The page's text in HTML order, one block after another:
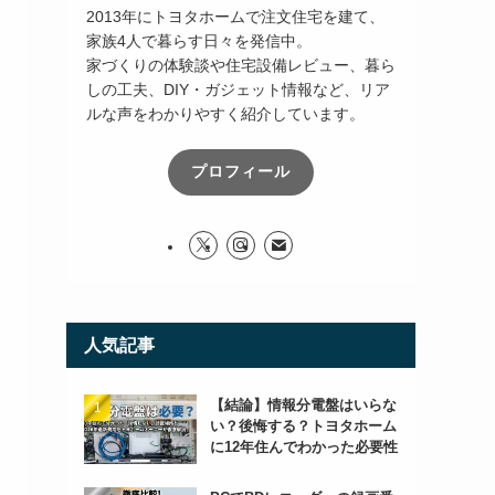
2013年にトヨタホームで注文住宅を建て、
家族4人で暮らす日々を発信中。
家づくりの体験談や住宅設備レビュー、暮ら
しの工夫、DIY・ガジェット情報など、リア
ルな声をわかりやすく紹介しています。
プロフィール
人気記事
【結論】情報分電盤はいらな
い？後悔する？トヨタホーム
に12年住んでわかった必要性